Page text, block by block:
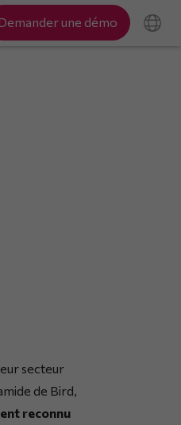
une démo
secteur
de Bird,
reconnu